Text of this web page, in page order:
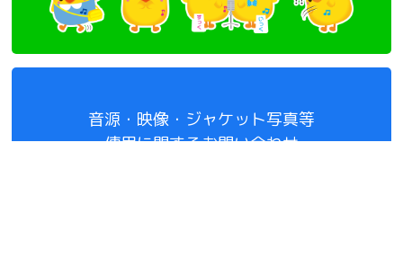
音源・映像・ジャケット写真等
使用に関するお問い合わせ